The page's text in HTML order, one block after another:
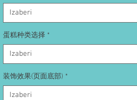
Izaberi
蛋糕种类选择 *
Izaberi
装饰效果(页面底部) *
Izaberi